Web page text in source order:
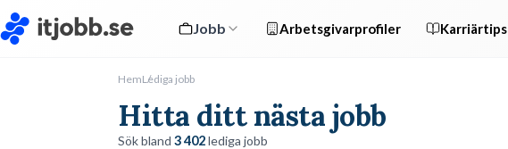
Jobb Arbetsgivarprofiler Karriärtips
HemLediga jobb
Hitta ditt nästa jobb
Sök bland 3 402lediga jobb